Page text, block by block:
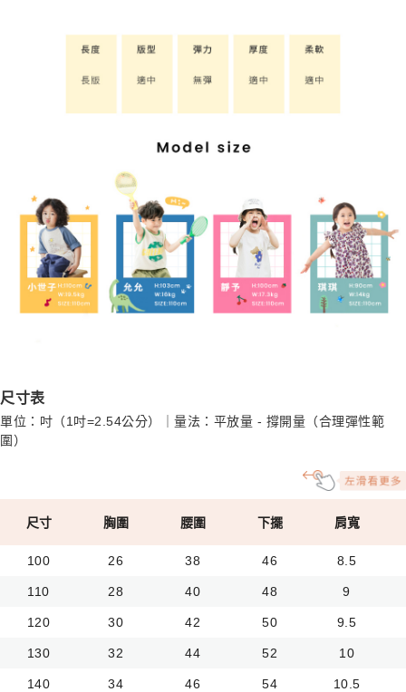
尺寸表
單位：吋（1吋=2.54公分）｜量法：平放量 - 撐開量（合理彈性範
圍）
尺寸 胸圍 腰圍 下擺 肩寬
100 26 38 46 8.5
110 28 40 48 9
120 30 42 50 9.5
130 32 44 52 10
140 34 46 54 10.5